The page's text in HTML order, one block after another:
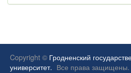
Copyright © Гродненский
университет. Все права защищены.